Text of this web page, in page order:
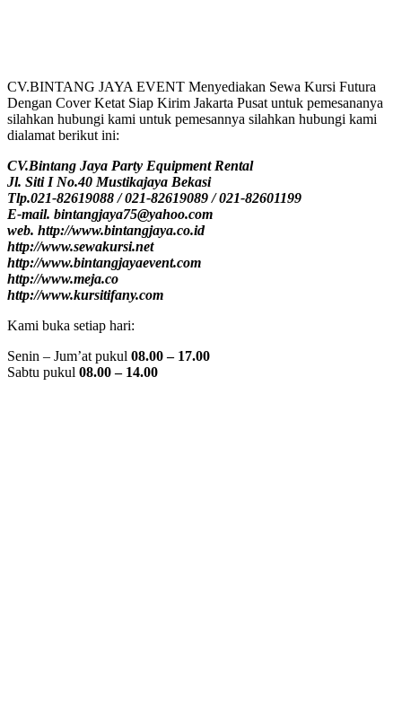
CV.BINTANG JAYA EVENT Menyediakan Sewa Kursi Futura
Dengan Cover Ketat Siap Kirim Jakarta Pusat untuk pemesananya
silahkan hubungi kami untuk pemesannya silahkan hubungi kami
dialamat berikut ini:
CV.Bintang Jaya Party Equipment Rental
Jl. Siti I No.40 Mustikajaya Bekasi
Tlp.021-82619088 / 021-82619089 / 021-82601199
E-mail. bintangjaya75@yahoo.com
web. http://www.bintangjaya.co.id
http://www.sewakursi.net
http://www.bintangjayaevent.com
http://www.meja.co
http://www.kursitifany.com
Kami buka setiap hari:
Senin – Jum’at pukul 08.00 – 17.00
Sabtu pukul 08.00 – 14.00